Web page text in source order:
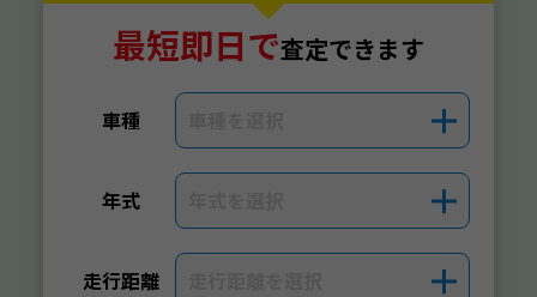
最短即日で査定できます
車種 ＋
年式 ＋
走行距離 ＋